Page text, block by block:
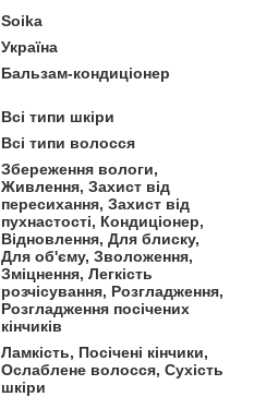
Soika
Україна
Бальзам-кондиціонер
Всі типи шкіри
Всі типи волосся
Збереження вологи,
Живлення, Захист від
пересихання, Захист від
пухнастості, Кондиціонер,
Відновлення, Для блиску,
Для об'єму, Зволоження,
Зміцнення, Легкість
розчісування, Розгладження,
Розгладження посічених
кінчиків
Ламкість, Посічені кінчики,
Ослаблене волосся, Сухість
шкіри